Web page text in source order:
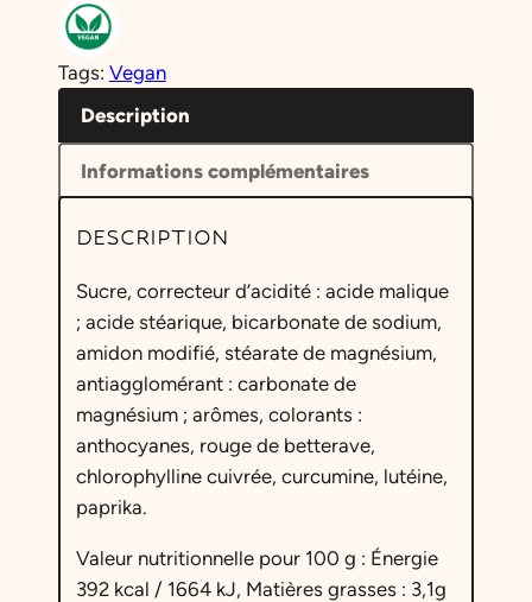
i
t
é
d
e
M
n
i
L
o
v
e
H
e
Tags: Vegan
Description
Informations complémentaires
DESCRIPTION
Sucre, correcteur d’acidité : acide malique
; acide stéarique, bicarbonate de sodium,
amidon modifié, stéarate de magnésium,
antiagglomérant : carbonate de
magnésium ; arômes, colorants :
anthocyanes, rouge de betterave,
chlorophylline cuivrée, curcumine, lutéine,
paprika.
Valeur nutritionnelle pour 100 g : Énergie
392 kcal / 1664 kJ, Matières grasses : 3,1g